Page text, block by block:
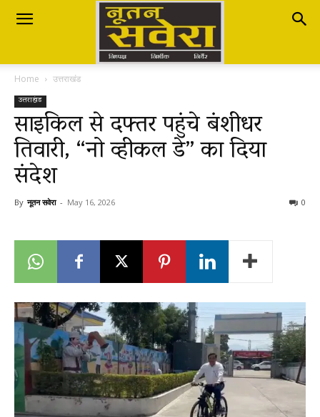
Nutan
Savera
नूतन
सवेरा
Breaking
News
Home उत्तराखंड
उत्तराखंड
साइकिल से दफ्तर पहुंचे बंशीधर
तिवारी, “नो व्हीकल डे” का दिया
संदेश
By नूतन सवेरा - May 16, 2026 0